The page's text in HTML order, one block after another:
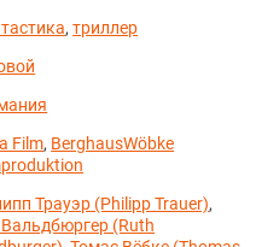
,триллер
Film, BerghausWöbke
Трауэр (Philipp Trauer),
Вальдбюргер (Ruth